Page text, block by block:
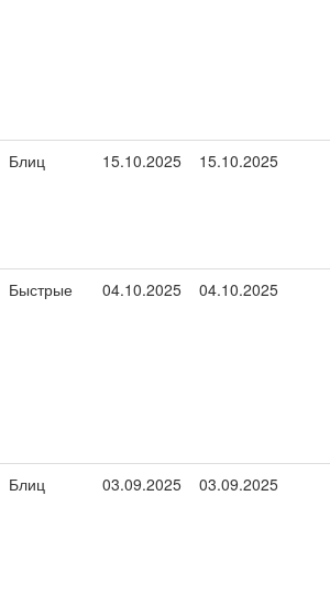
Блиц 15.10.2025 15.10.2025
Быстрые 04.10.2025 04.10.2025
Блиц 03.09.2025 03.09.2025